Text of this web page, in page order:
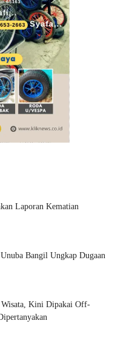
Laporan Kematian
Bangil Ungkap Dugaan
Kini Dipakai Off-